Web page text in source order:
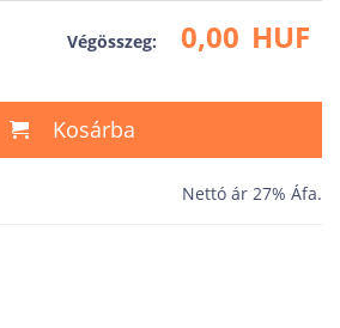
Végösszeg: 0,00 HUF
Kosárba
Nettó ár 27% Áfa.